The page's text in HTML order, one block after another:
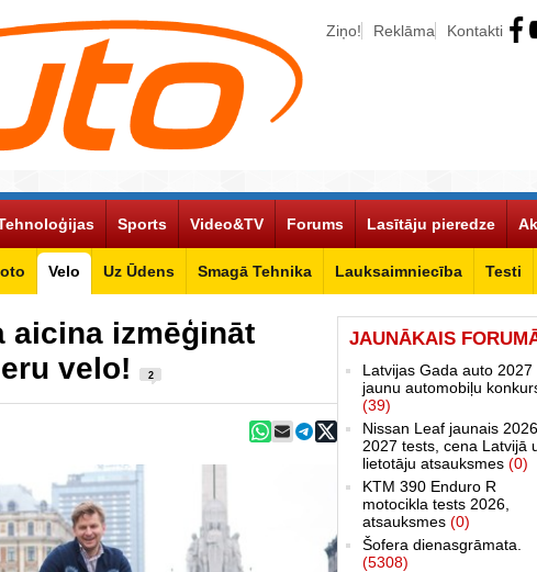
Ziņo! Reklāma Kontakti
Velo Uz Ūdens Smagā Tehnika Lauksaimniecība Testi
Sports Video&TV Forums Lasītāju pieredze
aicina izmēģināt
velo!
2
JAUNĀKAIS
Latvijas Gada auto 2027
jaunu automobiļu
(39)
Nissan Leaf jaunais
2027 tests, cena Latvijā
lietotāju atsauksmes (0)
KTM 390 Enduro R
motocikla tests 2026,
atsauksmes (0)
Šofera dienasgrāmata.
(5308)